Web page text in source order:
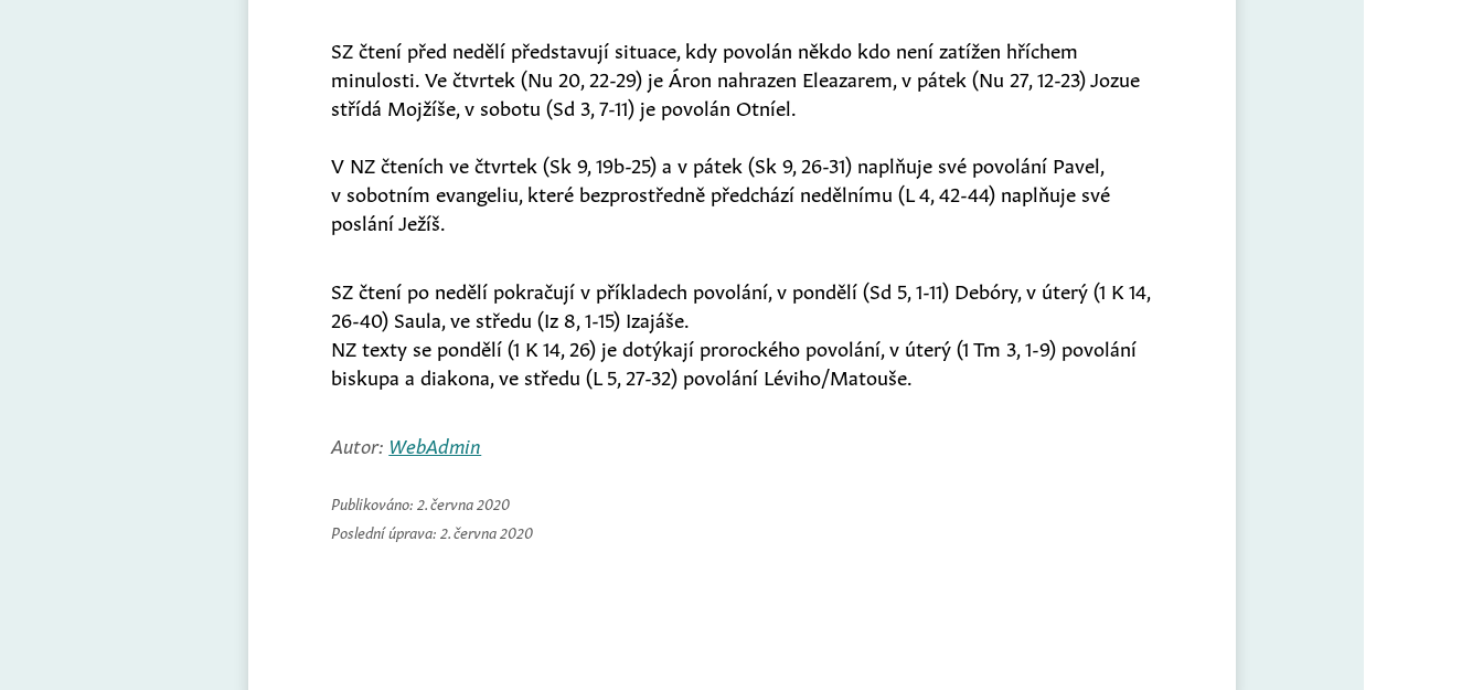
SZ čtení před nedělí představují situace, kdy povolán někdo kdo není zatížen hříchem
minulosti. Ve čtvrtek (Nu 20, 22-29) je Áron nahrazen Eleazarem, v pátek (Nu 27, 12-23) Jozue
střídá Mojžíše, v sobotu (Sd 3, 7-11) je povolán Otníel.
V NZ čteních ve čtvrtek (Sk 9, 19b-25) a v pátek (Sk 9, 26-31) naplňuje své povolání Pavel,
v sobotním evangeliu, které bezprostředně předchází nedělnímu (L 4, 42-44) naplňuje své
poslání Ježíš.
SZ čtení po nedělí pokračují v příkladech povolání, v pondělí (Sd 5, 1-11) Debóry, v úterý (1 K 14,
26-40) Saula, ve středu (Iz 8, 1-15) Izajáše.
NZ texty se pondělí (1 K 14, 26) je dotýkají prorockého povolání, v úterý (1 Tm 3, 1-9) povolání
biskupa a diakona, ve středu (L 5, 27-32) povolání Léviho/Matouše.
Autor: WebAdmin
Publikováno: 2. června 2020
Poslední úprava: 2. června 2020